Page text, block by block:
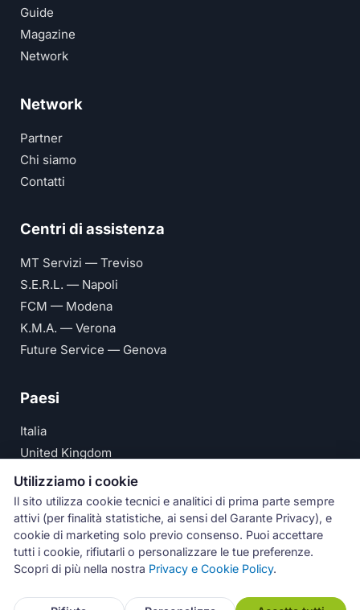
Guide
Magazine
Network
Network
Partner
Chi siamo
Contatti
Centri di assistenza
MT Servizi — Treviso
S.E.R.L. — Napoli
FCM — Modena
K.M.A. — Verona
Future Service — Genova
Paesi
Italia
United Kingdom
Deutschland
España
© Numeri Primi Srl — P.IVA IT11621120960 ·Privacy e
Cookie Policy
Utilizziamo i cookie
Il sito utilizza cookie tecnici e analitici di prima parte sempre
attivi (per finalità statistiche, ai sensi del Garante Privacy), e
cookie di marketing solo previo consenso. Puoi accettare
tutti i cookie, rifiutarli o personalizzare le tue preferenze.
Scopri di più nella nostra Privacy e Cookie Policy.